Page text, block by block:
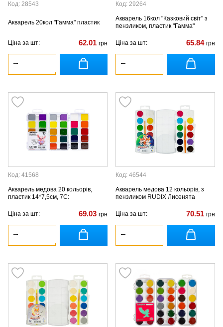
Код: 28543
Акварель 20кол "Гамма" пластик
Ціна за шт: 62.01 грн
Код: 29264
Акварель 16кол "Казковий світ" з
пензликом, пластик "Гамма"
Ціна за шт: 65.84 грн
Код: 41568
Акварель медова 20 кольорів,
пластик 14*7,5см, 7С:
Ціна за шт: 69.03 грн
Код: 46544
Акварель медова 12 кольорів, з
пензликом RUDIX Лисенята
Ціна за шт: 70.51 грн